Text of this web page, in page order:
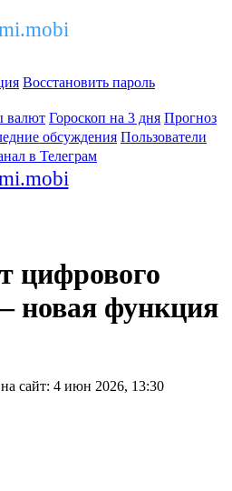
Восстановить пароль
валют Гороскоп на 3 дня Прогноз
обсуждения Пользователи
в Телеграм
цифрового
новая функция
сайт: 4 июн 2026, 13:30